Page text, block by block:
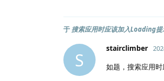
于 搜索应用时应该加入Loading提
S
stairclimber
如题，搜索应用